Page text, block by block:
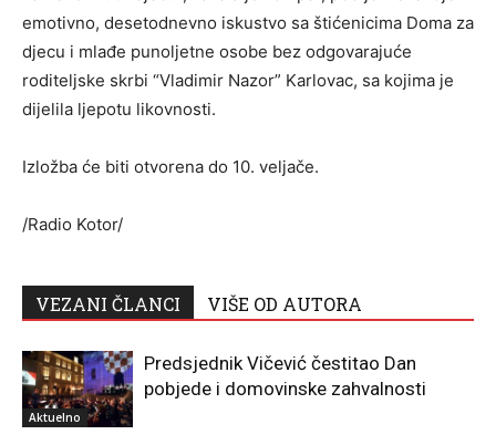
emotivno, desetodnevno iskustvo sa štićenicima Doma za
djecu i mlađe punoljetne osobe bez odgovarajuće
roditeljske skrbi “Vladimir Nazor” Karlovac, sa kojima je
dijelila ljepotu likovnosti.
Izložba će biti otvorena do 10. veljače.
/Radio Kotor/
VEZANI ČLANCI VIŠE OD AUTORA
Aktuelno
Predsjednik Vičević čestitao Dan
pobjede i domovinske zahvalnosti